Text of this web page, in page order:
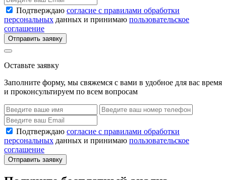
Подтверждаю согласие с правилами обработки
персональных данных и принимаю пользовательское
соглашение
Отправить заявку
Оставьте заявку
Заполните форму, мы свяжемся с вами в удобное для вас время
и проконсультируем по всем вопросам
Подтверждаю согласие с правилами обработки
персональных данных и принимаю пользовательское
соглашение
Отправить заявку